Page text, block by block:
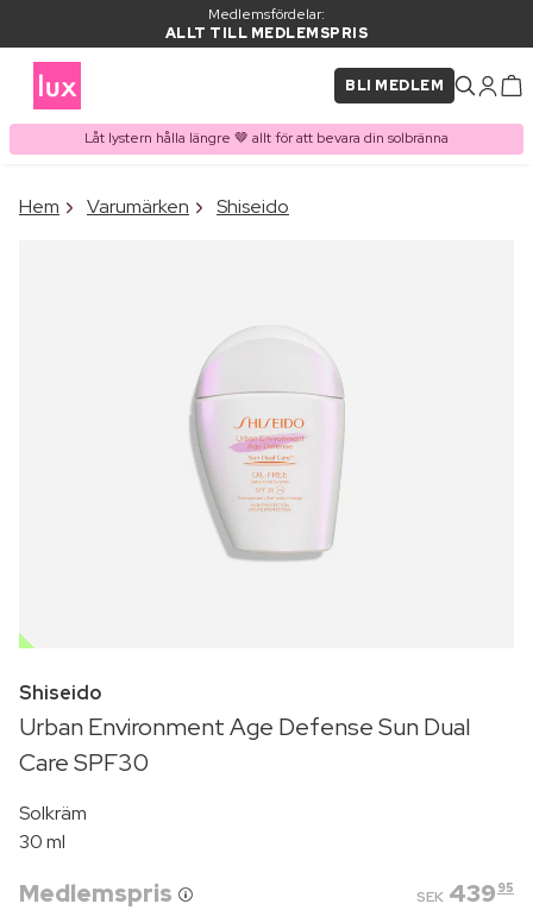
Medlemsfördelar:
ALLT TILL MEDLEMSPRIS
BLI MEDLEM
Låt lystern hålla längre 🤎 allt för att bevara din solbränna
PRODUKT I VARUKORGEN
Hem Varumärken Shiseido
OUTLET
Shiseido
Urban Environment Age Defense Sun Dual
Care SPF30
Solkräm
30 ml
Medlemspris SEK 439 95